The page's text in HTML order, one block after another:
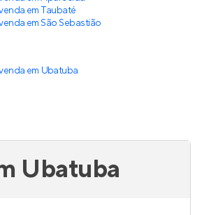
em Taubaté
em São Sebastião
em Ubatuba
Ubatuba